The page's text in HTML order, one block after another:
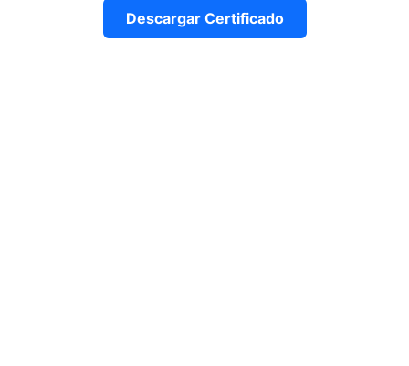
Descargar Certificado